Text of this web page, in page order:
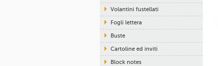
Volantini fustellati
Fogli lettera
Buste
Cartoline ed inviti
Block notes